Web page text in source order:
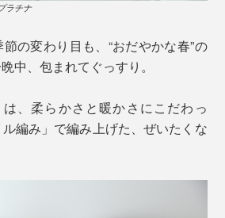
ラチナ
の変わり目も、“おだやかな春”の
中、包まれてぐっすり。
は、柔らかさと暖かさにこだわっ
編み」で編み上げた、ぜいたくな